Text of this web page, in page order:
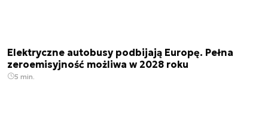
Elektryczne autobusy podbijają Europę. Pełna
zeroemisyjność możliwa w 2028 roku
5 min.